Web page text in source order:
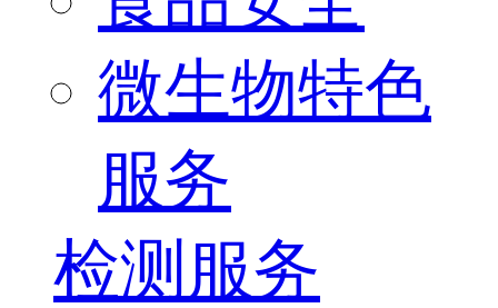
微生物特色
服务
检测服务